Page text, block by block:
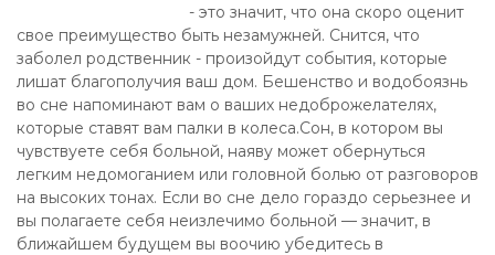
- это значит, что она скоро оценит
свое преимущество быть незамужней. Снится, что
заболел родственник - произойдут события, которые
лишат благополучия ваш дом. Бешенство и водобоязнь
во сне напоминают вам о ваших недоброжелателях,
которые ставят вам палки в колеса.Сон, в котором вы
чувствуете себя больной, наяву может обернуться
легким недомоганием или головной болью от разговоров
на высоких тонах. Если во сне дело гораздо серьезнее и
вы полагаете себя неизлечимо больной — значит, в
ближайшем будущем вы воочию убедитесь в